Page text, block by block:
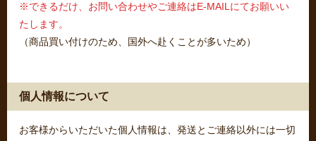
※できるだけ、お問い合わせやご連絡はE-MAILにてお願いい
たします。
（商品買い付けのため、国外へ赴くことが多いため）
個人情報について
お客様からいただいた個人情報は、発送とご連絡以外には一切